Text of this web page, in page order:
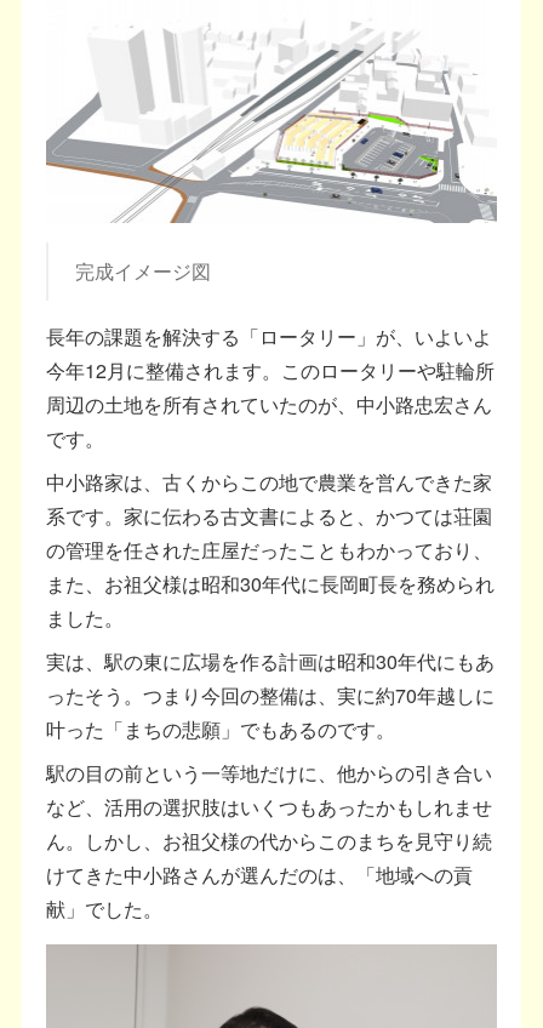
完成イメージ図
長年の課題を解決する「ロータリー」が、いよいよ
今年12月に整備されます。このロータリーや駐輪所
周辺の土地を所有されていたのが、中小路忠宏さん
です。
中小路家は、古くからこの地で農業を営んできた家
系です。家に伝わる古文書によると、かつては荘園
の管理を任された庄屋だったこともわかっており、
また、お祖父様は昭和30年代に長岡町長を務められ
ました。
実は、駅の東に広場を作る計画は昭和30年代にもあ
ったそう。つまり今回の整備は、実に約70年越しに
叶った「まちの悲願」でもあるのです。
駅の目の前という一等地だけに、他からの引き合い
など、活用の選択肢はいくつもあったかもしれませ
ん。しかし、お祖父様の代からこのまちを見守り続
けてきた中小路さんが選んだのは、「地域への貢
献」でした。